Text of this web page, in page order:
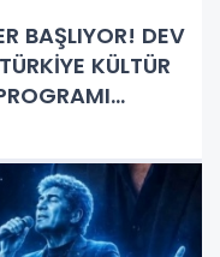
BAŞLIYOR! DEV
KÜLTÜR